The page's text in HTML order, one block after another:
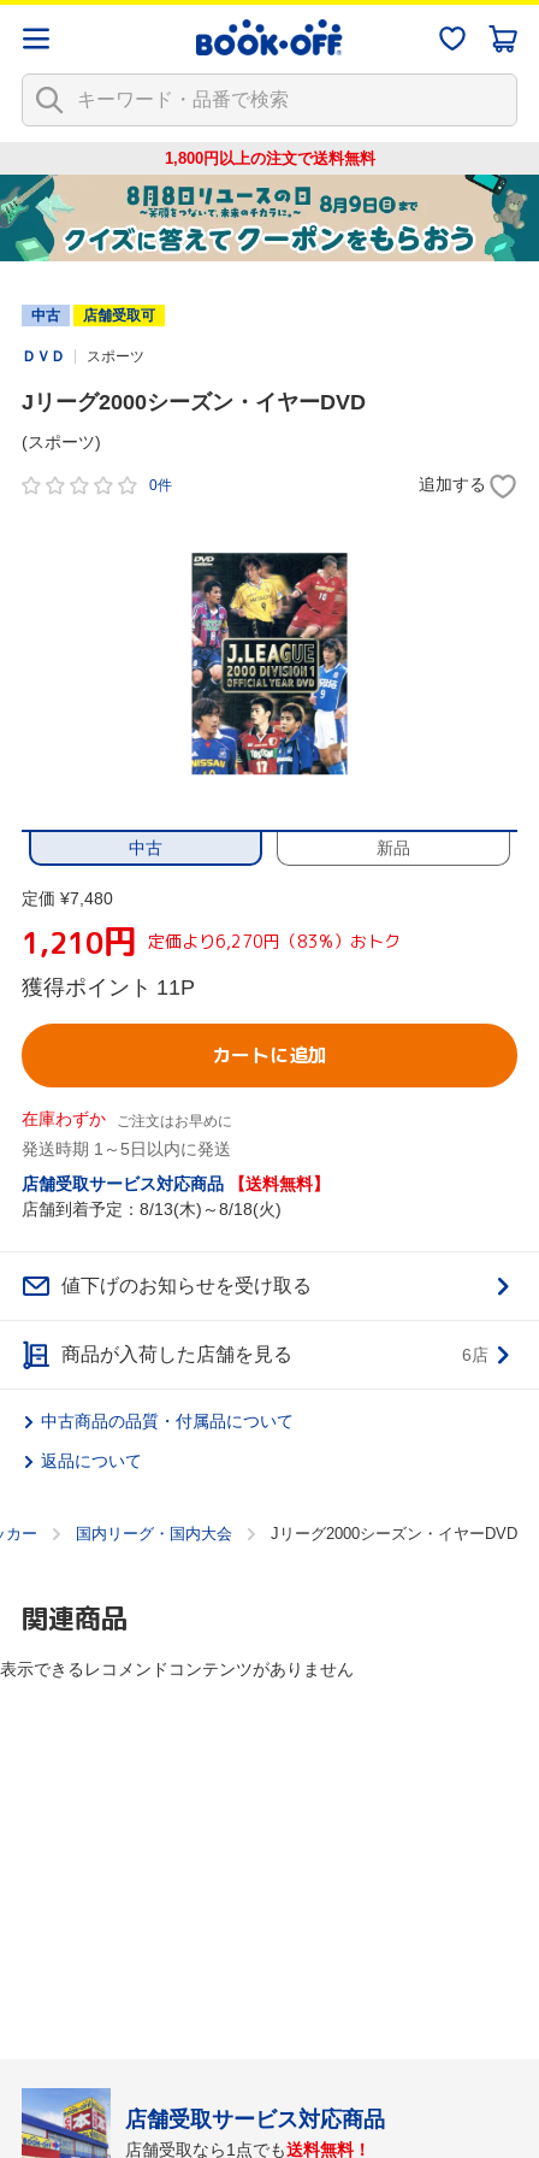
1,800円以上の注文で送料無料
中古 店舗受取可
ＤＶＤ スポーツ
Jリーグ2000シーズン・イヤーDVD
(スポーツ)
0件 追加する
中古 新品
定価 ¥7,480
1,210円 定価より6,270円（83%）おトク
獲得ポイント 11P
カートに追加
在庫わずか ご注文はお早めに
発送時期 1～5日以内に発送
店舗受取サービス対応商品
【送料無料】
店舗到着予定：8/13(木)～8/18(火)
値下げのお知らせを受け取る
商品が入荷した店舗を見る 6店
中古商品の品質・付属品について
返品について
カー 国内リーグ・国内大会 Jリーグ2000シーズン・イヤーDVD
関連商品
表示できるレコメンドコンテンツがありません
店舗受取サービス対応商品
店舗受取なら1点でも送料無料！